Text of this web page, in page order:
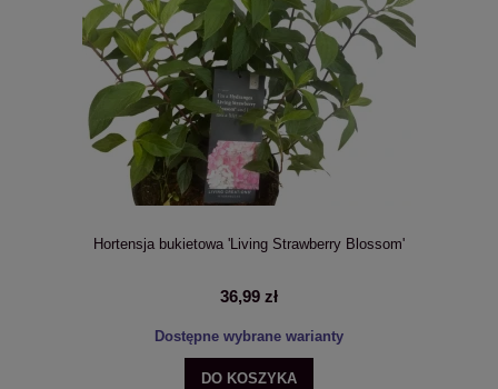
Hortensja bukietowa 'Living Strawberry Blossom'
36,99 zł
Dostępne wybrane warianty
DO KOSZYKA